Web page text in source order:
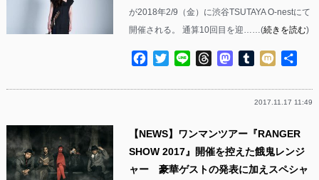
が2018年2/9（金）に渋谷TSUTAYA O-nestにて
開催される。 通算10回目を迎……(続きを読む)
Facebook
TwitterLine ThreadsMastodon
Tumblr
Mixi
2017.11.17 11:49
【NEWS】ワンマンツアー『RANGER
SHOW 2017』開催を控えた餓鬼レンジ
ャー 豪華ゲストの発表に加えスペシャ